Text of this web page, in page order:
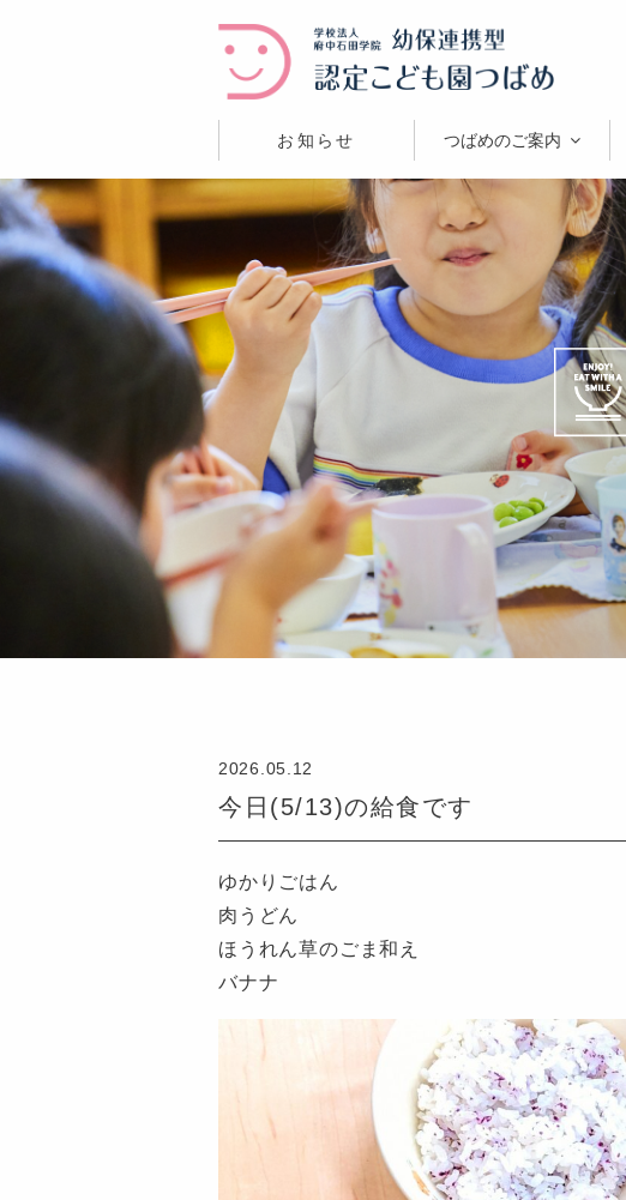
お知らせ つばめのご案内
2026.05.12
今日(5/13)の給食です
ゆかりごはん
肉うどん
ほうれん草のごま和え
バナナ